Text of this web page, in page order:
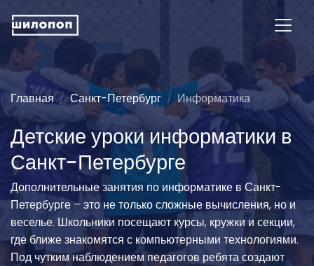
Главная Санкт-Петербург Информатика
Детские уроки информатики в
Санкт-Петербурге
Дополнительные занятия по информатике в Санкт-
Петербурге – это не только сложные вычисления, но и
веселье. Школьники посещают курсы, кружки и секции,
где ближе знакомятся с компьютерными технологиями.
Под чутким наблюдением педагогов ребята создают